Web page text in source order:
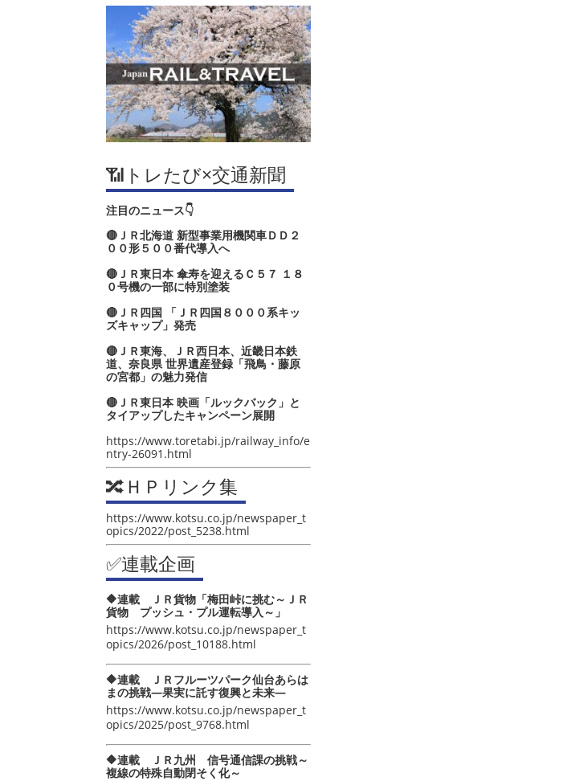
📶トレたび×交通新聞
注目のニュース👇
🔴ＪＲ北海道 新型事業用機関車ＤＤ２
００形５００番代導入へ
🔴ＪＲ東日本 傘寿を迎えるＣ５７ １８
０号機の一部に特別塗装
🔴ＪＲ四国 「ＪＲ四国８０００系キッ
ズキャップ」発売
🔴ＪＲ東海、ＪＲ西日本、近畿日本鉄
道、奈良県 世界遺産登録「飛鳥・藤原
の宮都」の魅力発信
🔴ＪＲ東日本 映画「ルックバック」と
タイアップしたキャンペーン展開
https://www.toretabi.jp/railway_info/e
ntry-26091.html
🔀ＨＰリンク集
https://www.kotsu.co.jp/newspaper_t
opics/2022/post_5238.html
✅連載企画
🔶連載 ＪＲ貨物「梅田峠に挑む～ＪＲ
貨物 プッシュ・プル運転導入～」
https://www.kotsu.co.jp/newspaper_t
opics/2026/post_10188.html
🔶連載 ＪＲフルーツパーク仙台あらは
まの挑戦―果実に託す復興と未来―
https://www.kotsu.co.jp/newspaper_t
opics/2025/post_9768.html
🔶連載 ＪＲ九州 信号通信課の挑戦～
複線の特殊自動閉そく化～